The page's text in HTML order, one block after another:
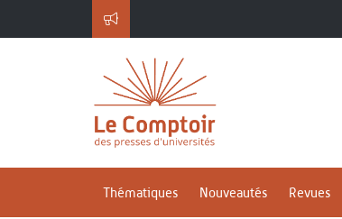
Thématiques Nouveautés Revues